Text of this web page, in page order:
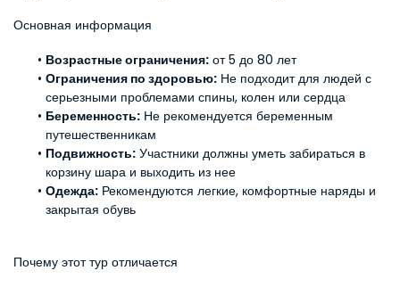
Основная информация
Возрастные ограничения: от 5 до 80 лет
Ограничения по здоровью: Не подходит для людей с
серьезными проблемами спины, колен или сердца
Беременность: Не рекомендуется беременным
путешественникам
Подвижность: Участники должны уметь забираться в
корзину шара и выходить из нее
Одежда: Рекомендуются легкие, комфортные наряды и
закрытая обувь
Почему этот тур отличается